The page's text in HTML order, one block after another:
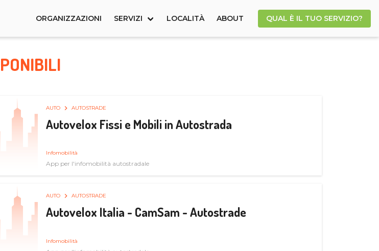
ORGANIZZAZIONI SERVIZI LOCALITÀ ABOUT QUAL È IL TUO SERVIZIO?
AUTO AUTOSTRADE
Autovelox Fissi e Mobili in Autostrada
Infomobilità
App per l'infomobilità autostradale
AUTO AUTOSTRADE
Autovelox Italia - CamSam - Autostrade
Infomobilità